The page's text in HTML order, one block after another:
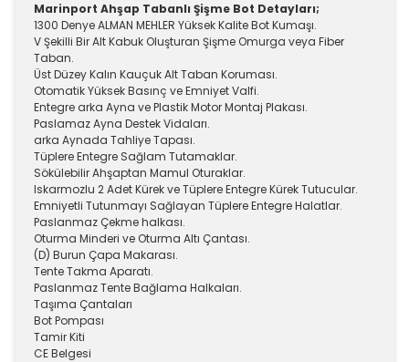
Marinport Ahşap Tabanlı Şişme Bot Detayları;
1300 Denye ALMAN MEHLER Yüksek Kalite Bot Kumaşı.
V Şekilli Bir Alt Kabuk Oluşturan Şişme Omurga veya Fiber
Taban.
Üst Düzey Kalın Kauçuk Alt Taban Koruması.
Otomatik Yüksek Basınç ve Emniyet Valfi.
Entegre arka Ayna ve Plastik Motor Montaj Plakası.
Paslamaz Ayna Destek Vidaları.
arka Aynada Tahliye Tapası.
Tüplere Entegre Sağlam Tutamaklar.
Sökülebilir Ahşaptan Mamul Oturaklar.
Iskarmozlu 2 Adet Kürek ve Tüplere Entegre Kürek Tutucular.
Emniyetli Tutunmayı Sağlayan Tüplere Entegre Halatlar.
Paslanmaz Çekme halkası.
Oturma Minderi ve Oturma Altı Çantası.
(D) Burun Çapa Makarası.
Tente Takma Aparatı.
Paslanmaz Tente Bağlama Halkaları.
Taşıma Çantaları
Bot Pompası
Tamir Kiti
CE Belgesi